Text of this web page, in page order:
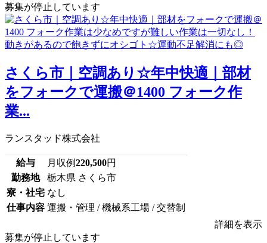
募集が停止しています
さくら市｜空調あり☆年中快適｜部材
をフォークで運搬＠1400 フォーク作
業...
ランスタッド株式会社
給与 月収例220,500円
勤務地
栃木県 さくら市
寮・社宅 なし
仕事内容 運搬・管理 / 機械系工場 / 交替制
詳細を表示
募集が停止しています